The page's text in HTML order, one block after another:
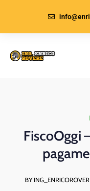
FiscoOggi
BY